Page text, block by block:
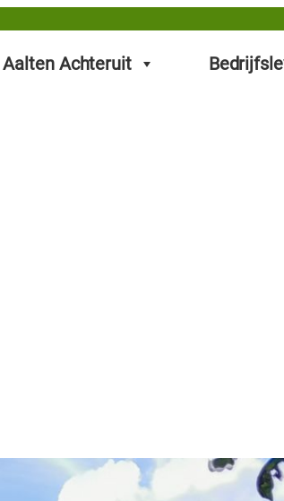
Aalten Achteruit